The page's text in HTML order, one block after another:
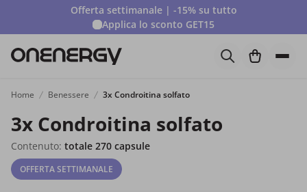
Offerta settimanale | -15% su tutto
Applica lo sconto GET15
Home Benessere 3x Condroitina solfato
3x Condroitina solfato
Contenuto: totale 270 capsule
OFFERTA SETTIMANALE